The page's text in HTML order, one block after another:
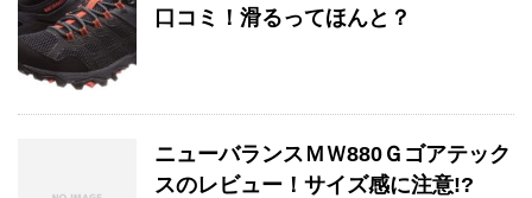
口コミ！滑るってほんと？
ニューバランスＭＷ880Ｇゴアテック
スのレビュー！サイズ感に注意!?